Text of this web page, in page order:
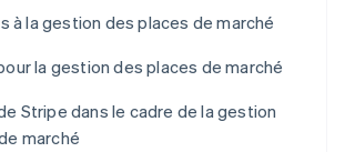
à la gestion des places de marché
la gestion des places de marché
Stripe dans le cadre de la gestion
marché